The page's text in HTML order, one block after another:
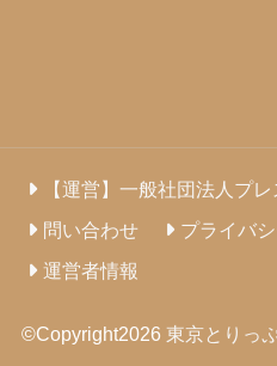
【運営】一般社団法人プ
問い合わせ
プライバ
運営者情報
©Copyright2026 東京とりっ